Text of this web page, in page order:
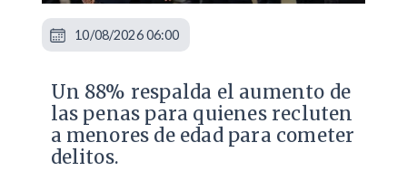
Un 88% respalda el aumento de
las penas para quienes recluten
a menores de edad para cometer
delitos.
10/08/2026 06:00